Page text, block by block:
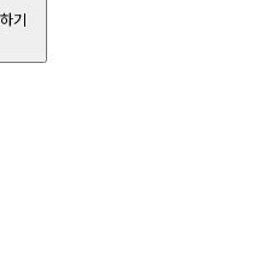
기